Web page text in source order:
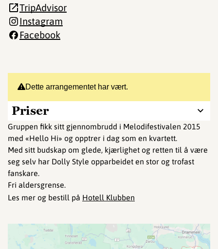
Dette arrangementet har vært.
Priser
Gruppen fikk sitt gjennombrudd i Melodifestivalen 2015
med «Hello Hi» og opptrer i dag som en kvartett.
Med sitt budskap om glede, kjærlighet og retten til å være
seg selv har Dolly Style opparbeidet en stor og trofast
fanskare.
Fri aldersgrense.
Les mer og bestill på Hotell Klubben
TripAdvisor
Instagram
Facebook